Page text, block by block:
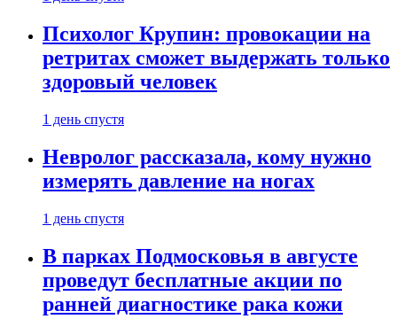
Психолог Крупин: провокации на
ретритах сможет выдержать только
здоровый человек
1 день спустя
Невролог рассказала, кому нужно
измерять давление на ногах
1 день спустя
В парках Подмосковья в августе
проведут бесплатные акции по
ранней диагностике рака кожи